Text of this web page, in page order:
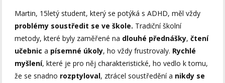
Martin, 15letý student, který se potýká s ADHD, měl vždy
problémy soustředit se ve škole. Tradiční školní
metody, které byly zaměřené na dlouhé přednášky,čtení
učebnic a písemné úkoly, ho vždy frustrovaly. Rychlé
myšlení, které je pro něj charakteristické, ho vedlo k tomu,
že se snadno rozptyloval, ztrácel soustředění a nikdy se